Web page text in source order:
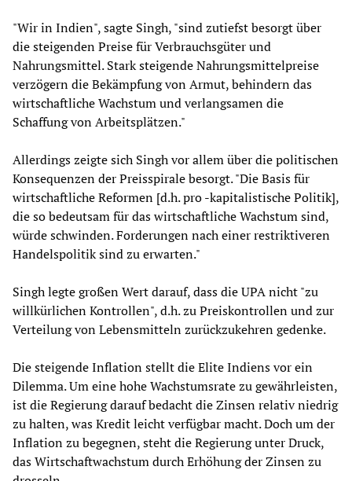
"Wir in Indien", sagte Singh, "sind zutiefst besorgt über
die steigenden Preise für Verbrauchsgüter und
Nahrungsmittel. Stark steigende Nahrungsmittelpreise
verzögern die Bekämpfung von Armut, behindern das
wirtschaftliche Wachstum und verlangsamen die
Schaffung von Arbeitsplätzen."
Allerdings zeigte sich Singh vor allem über die politischen
Konsequenzen der Preisspirale besorgt. "Die Basis für
wirtschaftliche Reformen [d.h. pro -kapitalistische Politik],
die so bedeutsam für das wirtschaftliche Wachstum sind,
würde schwinden. Forderungen nach einer restriktiveren
Handelspolitik sind zu erwarten."
Singh legte großen Wert darauf, dass die UPA nicht "zu
willkürlichen Kontrollen", d.h. zu Preiskontrollen und zur
Verteilung von Lebensmitteln zurückzukehren gedenke.
Die steigende Inflation stellt die Elite Indiens vor ein
Dilemma. Um eine hohe Wachstumsrate zu gewährleisten,
ist die Regierung darauf bedacht die Zinsen relativ niedrig
zu halten, was Kredit leicht verfügbar macht. Doch um der
Inflation zu begegnen, steht die Regierung unter Druck,
das Wirtschaftwachstum durch Erhöhung der Zinsen zu